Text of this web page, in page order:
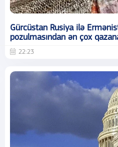
Gürcüstan Rusiya ilə
pozulmasından ən çox
22:23